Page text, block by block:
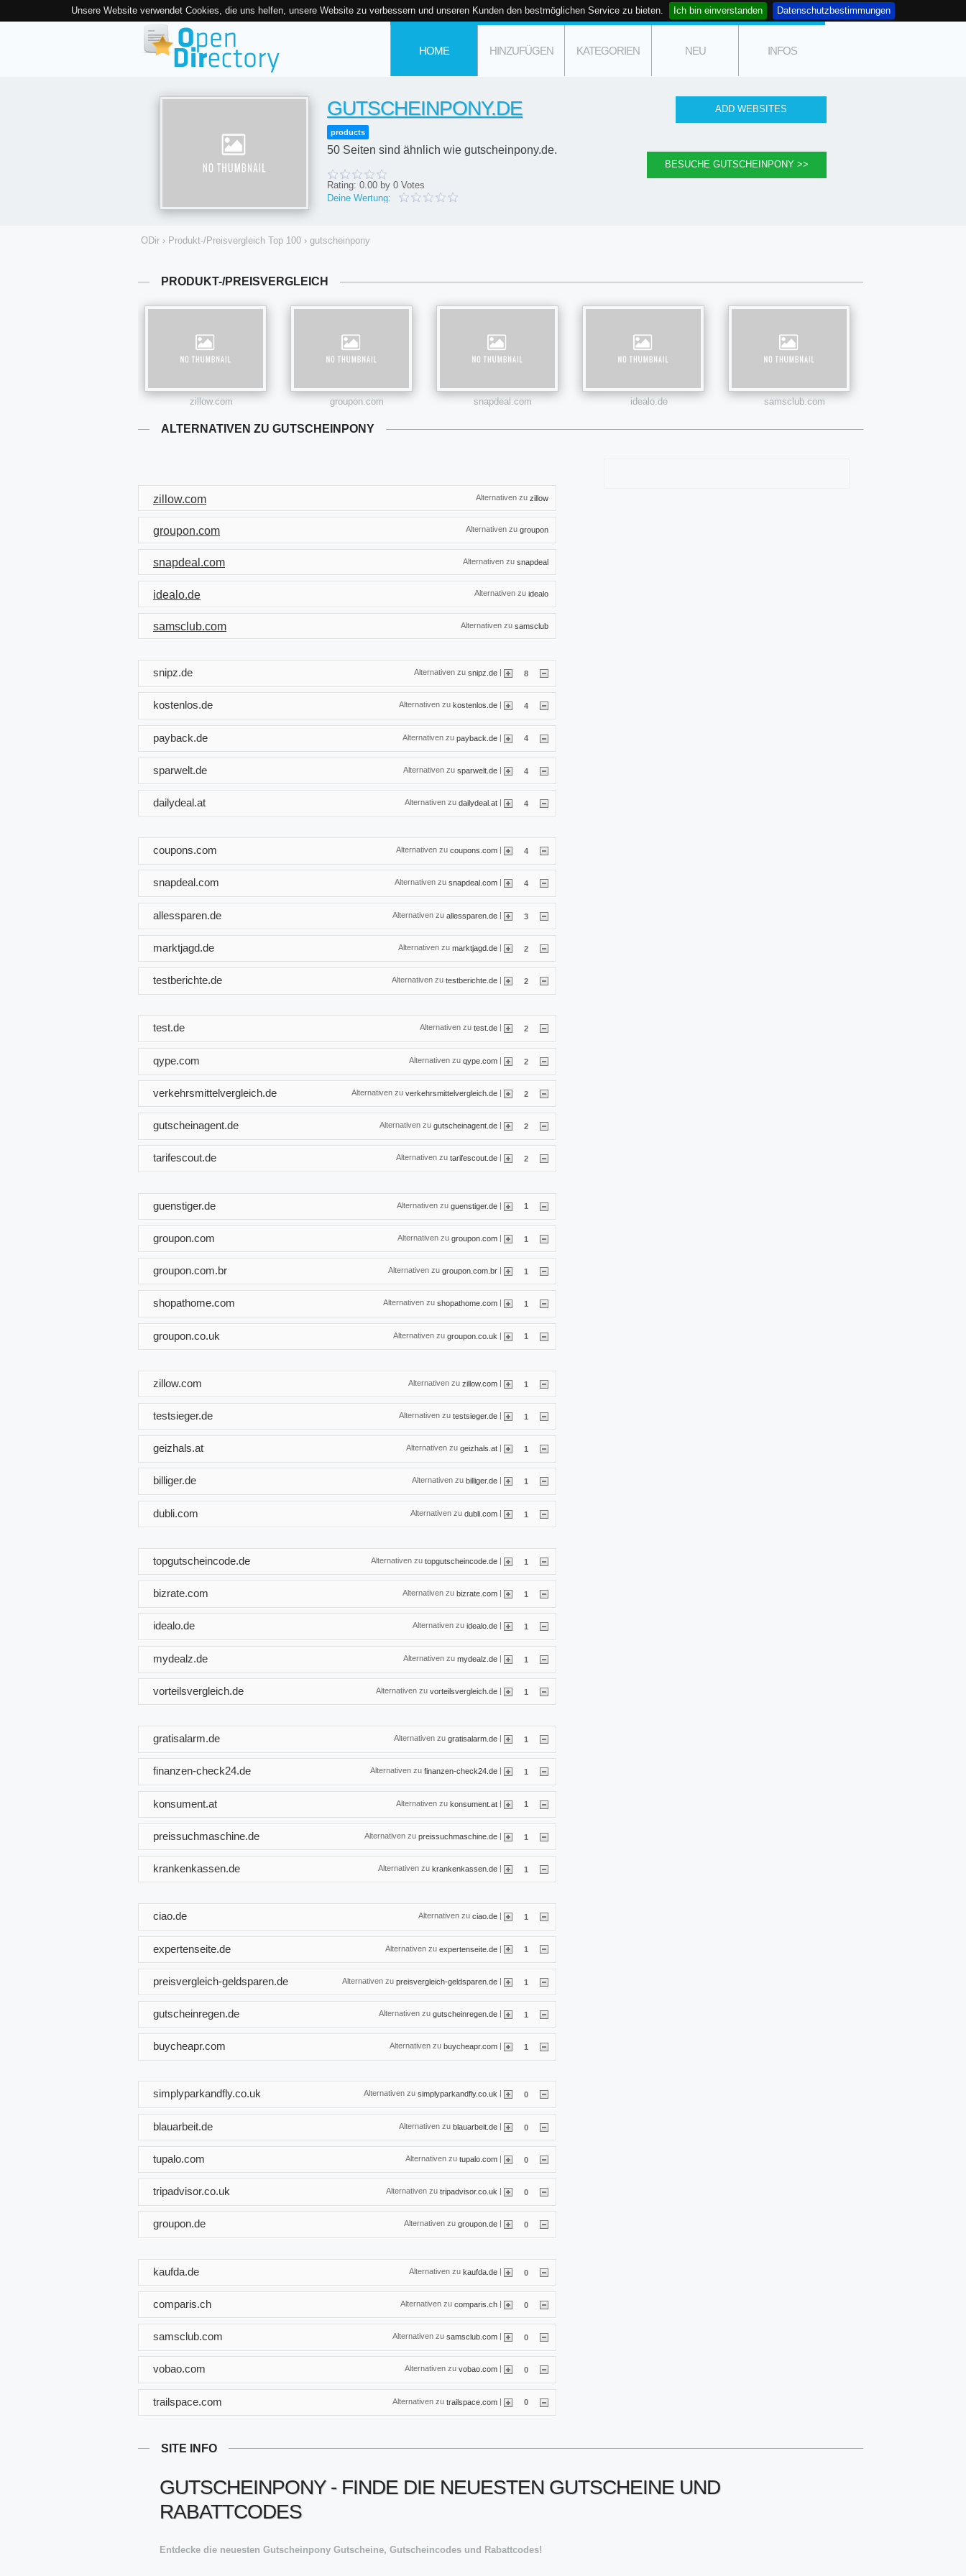
Unsere Website verwendet Cookies, die uns helfen, unsere Website zu verbessern und unseren Kunden den bestmöglichen Service zu bieten. Ich bin einverstanden Datenschutzbestimmungen
HOME HINZUFÜGEN KATEGORIEN NEU INFOS
GUTSCHEINPONY.DE
products
50 Seiten sind ähnlich wie gutscheinpony.de.
Rating: 0.00 by 0 Votes
Deine Wertung:
ODir › Produkt-/Preisvergleich Top 100 › gutscheinpony
PRODUKT-/PREISVERGLEICH
zillow.com groupon.com snapdeal.com idealo.de samsclub.com
ALTERNATIVEN ZU GUTSCHEINPONY
Alternativen zu zillow
zillow.com
Alternativen zu groupon
groupon.com
Alternativen zu snapdeal
snapdeal.com
Alternativen zu idealo
idealo.de
Alternativen zu samsclub
samsclub.com
Alternativen zu snipz.de | 8
snipz.de
Alternativen zu kostenlos.de 4
kostenlos.de
Alternativen zu payback.de | 4
payback.de
Alternativen zu sparwelt.de | 4
sparwelt.de
Alternativen zu dailydeal.at | 4
dailydeal.at
Alternativen zu coupons.com 4
coupons.com
Alternativen zu snapdeal.com 4
snapdeal.com
Alternativen zu allessparen.de | 3
allessparen.de
Alternativen zu marktjagd.de | 2
marktjagd.de
Alternativen zu testberichte.de | 2
testberichte.de
Alternativen zu test.de 2
test.de
Alternativen zu qype.com | 2
qype.com
Alternativen zu verkehrsmittelvergleich.de | 2
verkehrsmittelvergleich.de
Alternativen zu gutscheinagent.de | 2
gutscheinagent.de
Alternativen zu tarifescout.de 2
tarifescout.de
Alternativen zu guenstiger.de | 1
guenstiger.de
Alternativen zu groupon.com | 1
groupon.com
Alternativen zu groupon.com.br | 1
groupon.com.br
Alternativen zu shopathome.com 1
shopathome.com
Alternativen zu groupon.co.uk | 1
groupon.co.uk
Alternativen zu zillow.com | 1
zillow.com
Alternativen zu testsieger.de | 1
testsieger.de
Alternativen zu geizhals.at 1
geizhals.at
Alternativen zu billiger.de 1
billiger.de
Alternativen zu dubli.com | 1
dubli.com
Alternativen zu topgutscheincode.de | 1
topgutscheincode.de
Alternativen zu bizrate.com | 1
bizrate.com
Alternativen zu idealo.de 1
idealo.de
Alternativen zu mydealz.de | 1
mydealz.de
Alternativen zu vorteilsvergleich.de | 1
vorteilsvergleich.de
Alternativen zu gratisalarm.de | 1
gratisalarm.de
Alternativen zu finanzen-check24.de 1
finanzen-check24.de
Alternativen zu konsument.at | 1
konsument.at
Alternativen zu preissuchmaschine.de | 1
preissuchmaschine.de
Alternativen zu krankenkassen.de | 1
krankenkassen.de
Alternativen zu ciao.de 1
ciao.de
Alternativen zu expertenseite.de | 1
expertenseite.de
Alternativen zu preisvergleich-geldsparen.de | 1
preisvergleich-geldsparen.de
Alternativen zu gutscheinregen.de | 1
gutscheinregen.de
Alternativen zu buycheapr.com 1
buycheapr.com
Alternativen zu simplyparkandfly.co.uk 0
simplyparkandfly.co.uk
Alternativen zu blauarbeit.de | 0
blauarbeit.de
Alternativen zu tupalo.com | 0
tupalo.com
Alternativen zu tripadvisor.co.uk | 0
tripadvisor.co.uk
Alternativen zu groupon.de 0
groupon.de
Alternativen zu kaufda.de | 0
kaufda.de
Alternativen zu comparis.ch | 0
comparis.ch
Alternativen zu samsclub.com | 0
samsclub.com
Alternativen zu vobao.com 0
vobao.com
Alternativen zu trailspace.com | 0
trailspace.com
SITE INFO
GUTSCHEINPONY - FINDE DIE NEUESTEN GUTSCHEINE UND
RABATTCODES
Entdecke die neuesten Gutscheinpony Gutscheine, Gutscheincodes und Rabattcodes!